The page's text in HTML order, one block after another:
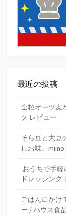
最近の投稿
全粒オーツ麦
ク レビュー
そら豆と大豆
しお味、
おうちで手
ドレッシング
ごはんにかけ
ー / ハウス食